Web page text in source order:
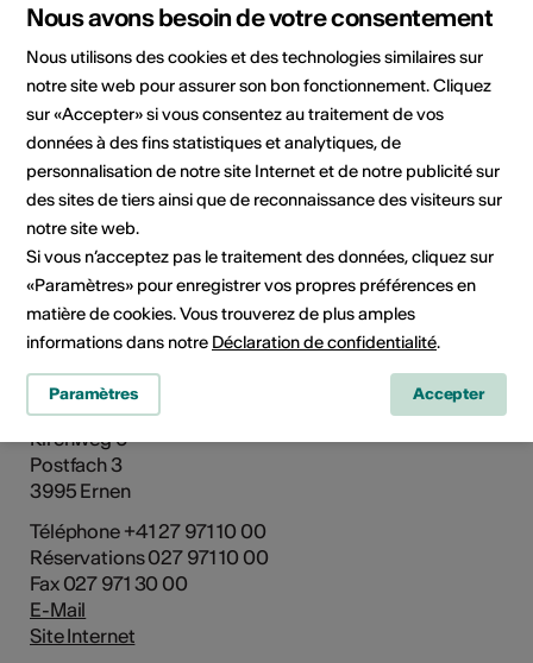
Kirchweg 6, 3995 Ernen
Planifier un itinéraire
Transports publics
Adresse
Mehrzweckhalle Ernen
Festival Musikdorf Ernen
Kirchweg 6
Postfach 3
3995 Ernen
Téléphone +41 27 971 10 00
Réservations 027 971 10 00
Fax 027 971 30 00
E-Mail
Site Internet
Nous avons besoin de votre consentement
Nous utilisons des cookies et des technologies similaires sur
notre site web pour assurer son bon fonctionnement. Cliquez
sur «Accepter» si vous consentez au traitement de vos
données à des fins statistiques et analytiques, de
personnalisation de notre site Internet et de notre publicité sur
des sites de tiers ainsi que de reconnaissance des visiteurs sur
notre site web.
Si vous n’acceptez pas le traitement des données, cliquez sur
«Paramètres» pour enregistrer vos propres préférences en
matière de cookies. Vous trouverez de plus amples
informations dans notre Déclaration de confidentialité.
Paramètres Accepter